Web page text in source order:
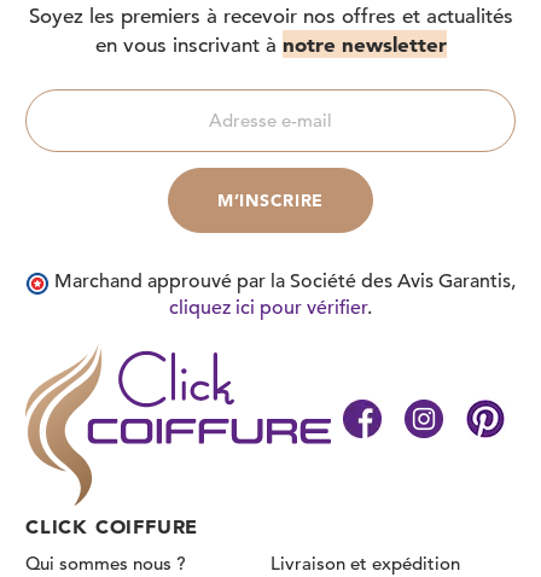
CLICK COIFFURE
Qui sommes nous ?
Livraison et expédition
Soyez les premiers à recevoir nos offres et actualités
en vous inscrivant à notre newsletter
Marchand approuvé par la Société des Avis Garantis,
cliquez ici pour vérifier.